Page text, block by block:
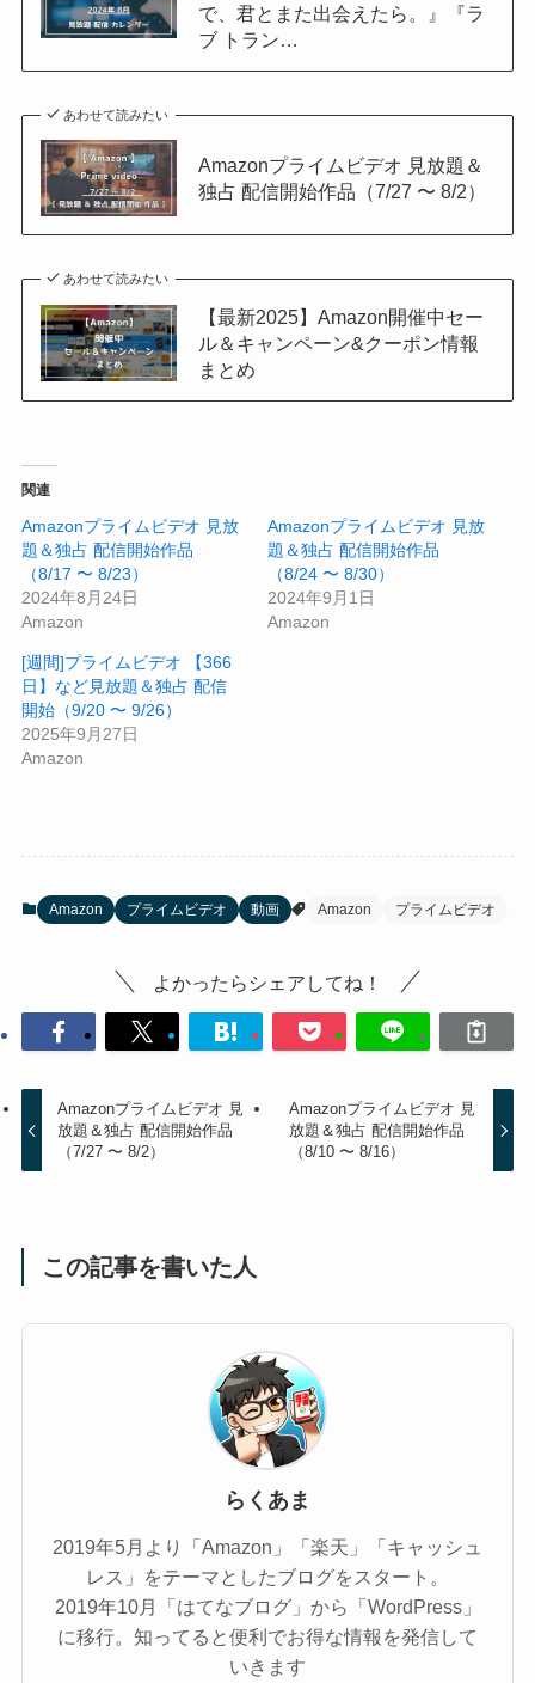
で、君とまた出会えたら。』『ラ
ブ トラン…
あわせて読みたい
Amazonプライムビデオ 見放題＆
独占 配信開始作品（7/27 〜 8/2）
あわせて読みたい
【最新2025】Amazon開催中セー
ル＆キャンペーン&クーポン情報
まとめ
関連
Amazonプライムビデオ 見放
題＆独占 配信開始作品
（8/17 〜 8/23）
2024年8月24日
Amazon
Amazonプライムビデオ 見放
題＆独占 配信開始作品
（8/24 〜 8/30）
2024年9月1日
Amazon
[週間]プライムビデオ 【366
日】など見放題＆独占 配信
開始（9/20 〜 9/26）
2025年9月27日
Amazon
Amazon プライムビデオ 動画 Amazon プライムビデオ
よかったらシェアしてね！
Amazonプライムビデオ 見
放題＆独占 配信開始作品
（7/27 〜 8/2）
Amazonプライムビデオ 見
放題＆独占 配信開始作品
（8/10 〜 8/16）
この記事を書いた人
らくあま
2019年5月より「Amazon」「楽天」「キャッシュ
レス」をテーマとしたブログをスタート。
2019年10月「はてなブログ」から「WordPress」
に移行。知ってると便利でお得な情報を発信して
いきます